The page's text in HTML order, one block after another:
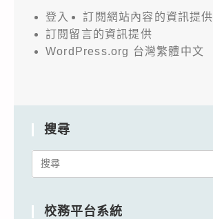
登入
訂閱網站內容的資訊提供
訂閱留言的資訊提供
WordPress.org 台灣繁體中文
搜尋
Search
校務平台系統